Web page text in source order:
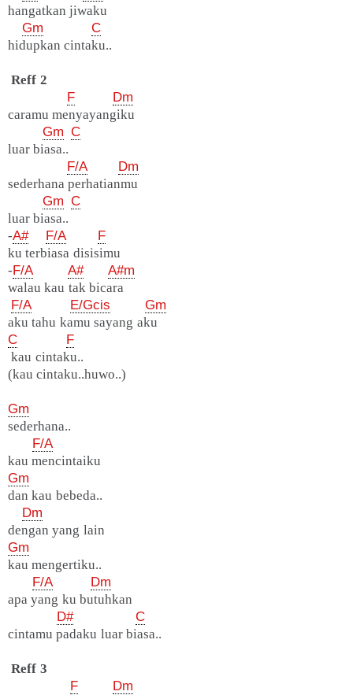
hangatkan jiwaku
Gm
C
hidupkan cintaku..
Reff 2
F
Dm
caramu menyayangiku
Gm C
luar biasa..
F/A
Dm
sederhana perhatianmu
Gm C
luar biasa..
-A# F/A
F
ku terbiasa disisimu
-F/A A#
A#m
walau kau tak bicara
F/A
E/Gcis
Gm
aku tahu kamu sayang aku
C
F
kau cintaku..
(kau cintaku..huwo..)
Gm
sederhana..
F/A
kau mencintaiku
Gm
dan kau bebeda..
Dm
dengan yang lain
Gm
kau mengertiku..
F/A
Dm
apa yang ku butuhkan
D#
C
cintamu padaku luar biasa..
Reff 3
F
Dm